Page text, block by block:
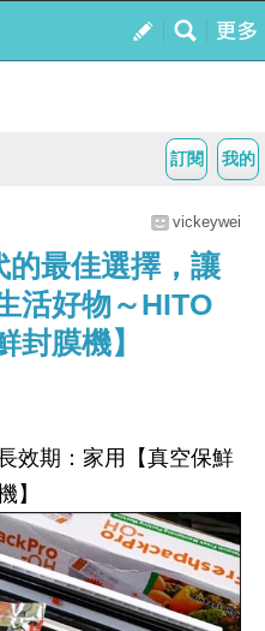
我的
訂閱
vickeywei
的最佳選擇，讓
活好物～HITO
封膜機】
效期：家用【真空保鮮
】